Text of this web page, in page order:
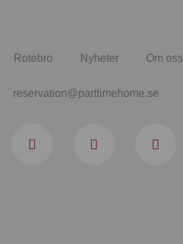
Rotebro Nyheter Om oss
reservation@parttimehome.se